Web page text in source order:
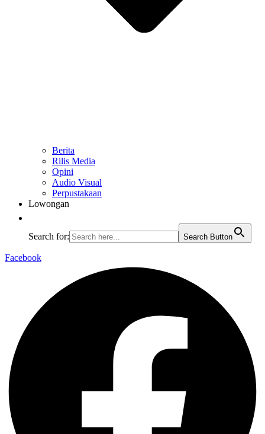
Berita
Rilis Media
Opini
Audio Visual
Perpustakaan
Lowongan
Search for: Search Button
Facebook